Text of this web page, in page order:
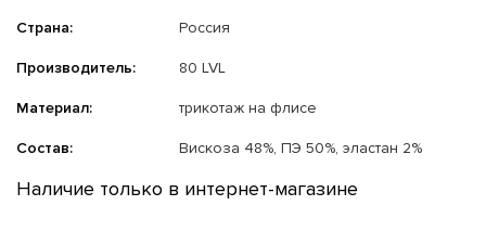
Страна: Россия
Производитель: 80 LVL
Материал: трикотаж на флисе
Состав: Вискоза 48%, ПЭ 50%, эластан 2%
Наличие только в интернет-магазине